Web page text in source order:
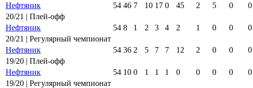
Нефтяник
54 46 7 10 17 0 45 2 5 0 0
20/21 | Плей-офф
Нефтяник
54 8 1 2 3 4 2 1 0 0 0
20/21 | Регулярный чемпионат
Нефтяник
54 36 2 5 7 7 12 2 0 0 0
19/20 | Плей-офф
Нефтяник
54 10 0 1 1 1 0 0 0 0 0
19/20 | Регулярный чемпионат